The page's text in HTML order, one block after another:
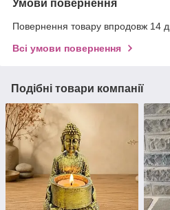
Умови повернення
Повернення товару впродовж 14
Всі умови повернення
Подібні товари компанії